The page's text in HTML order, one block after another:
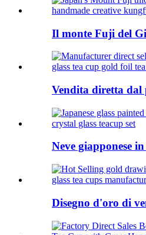
Il monte Fuji del
Vendita diretta dal
Neve giapponese
Disegno d'oro di